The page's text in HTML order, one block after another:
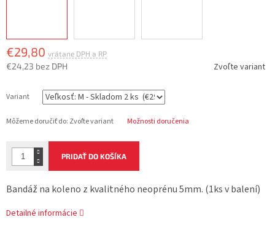
€29,80
€24,23 bez DPH
cena:
Zvoľte variant
Variant
Môžeme doručiť do: Zvoľte variant Možnosti doručenia
PRIDAŤ DO KOŠÍKA
Bandáž na koleno z kvalitného neoprénu 5mm. (1ks v balení)
Detailné informácie